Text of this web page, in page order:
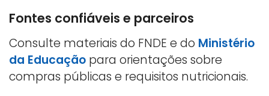
Fontes confiáveis e parceiros
Consulte materiais do FNDE e do Ministério
da Educação para orientações sobre
compras públicas e requisitos nutricionais.